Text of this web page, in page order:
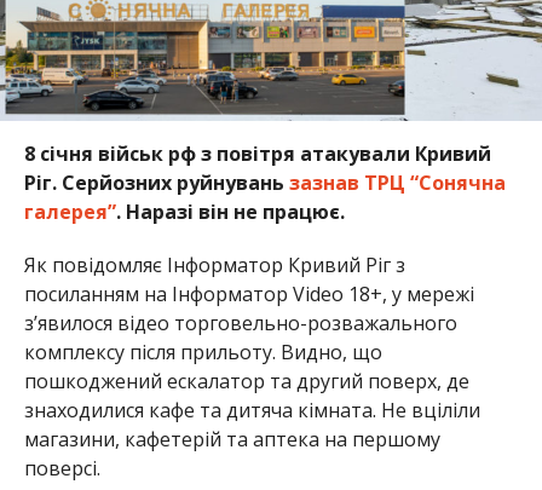
8 січня військ рф з повітря атакували Кривий
Ріг. Серйозних руйнувань зазнав ТРЦ “Сонячна
галерея”. Наразі він не працює.
Як повідомляє Інформатор Кривий Ріг з
посиланням на Інформатор Video 18+, у мережі
з’явилося відео торговельно-розважального
комплексу після прильоту. Видно, що
пошкоджений ескалатор та другий поверх, де
знаходилися кафе та дитяча кімната. Не вціліли
магазини, кафетерій та аптека на першому
поверсі.